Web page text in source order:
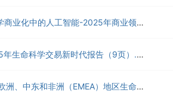
IQVIA艾昆纬：生命科学商业化中的人工智能-2025年商业领袖调查的战略洞察与实践建议白皮书（15页）.pdf
SS&C Intralinks：2025年生命科学交易新时代报告（9页）.pdf
Akamai：2025年驱动欧洲、中东和非洲（EMEA）地区生命科学行业IT投资的六大主题白皮书（英文版）（15页）.pdf